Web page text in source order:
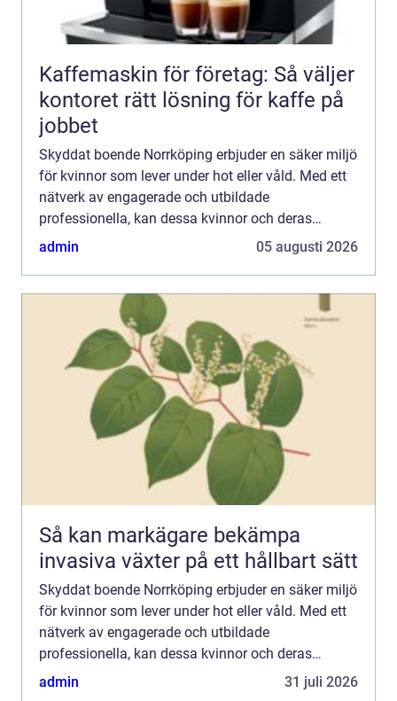
Kaffemaskin för företag: Så väljer
kontoret rätt lösning för kaffe på
jobbet
Skyddat boende Norrköping erbjuder en säker miljö
för kvinnor som lever under hot eller våld. Med ett
nätverk av engagerade och utbildade
professionella, kan dessa kvinnor och deras
eventuella barn finna en fristad d&au...
admin 05 augusti 2026
Så kan markägare bekämpa
invasiva växter på ett hållbart sätt
Skyddat boende Norrköping erbjuder en säker miljö
för kvinnor som lever under hot eller våld. Med ett
nätverk av engagerade och utbildade
professionella, kan dessa kvinnor och deras
eventuella barn finna en fristad d&au...
admin 31 juli 2026